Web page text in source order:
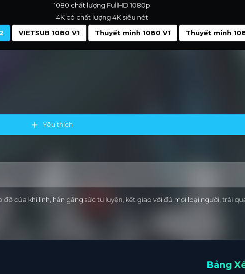
1080 chất lượng FullHD 1080p
4K có chất lượng 4K siêu nét
VIETSUB 1080 V1 Thuyết minh 1080 V1 Thuyết minh
Yêu thích
của khí linh, hắn gắng sức tu luyện, kết giao với đủ mọi loại người, trải
Bảng